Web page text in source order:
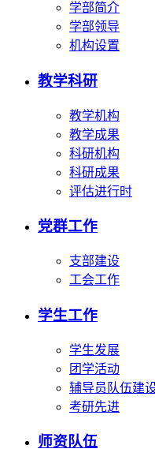
学部简介
学部领导
机构设置
教学科研
教学机构
教学成果
科研机构
科研成果
评估进行时
党群工作
支部建设
工会工作
学生工作
学生发展
团学活动
辅导员队伍建
考研先进
师资队伍